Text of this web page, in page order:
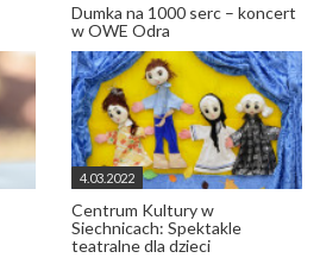
Dumka na 1000 serc – koncert
w OWE Odra
4.03.2022
Centrum Kultury w
Siechnicach: Spektakle
teatralne dla dzieci